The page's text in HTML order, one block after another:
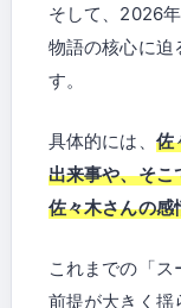
そして、2026
物語の核心に迫
す。
具体的には、 佐
出来事や、そこ
佐々木さんの感
これまでの「ス
前提が大きく揺